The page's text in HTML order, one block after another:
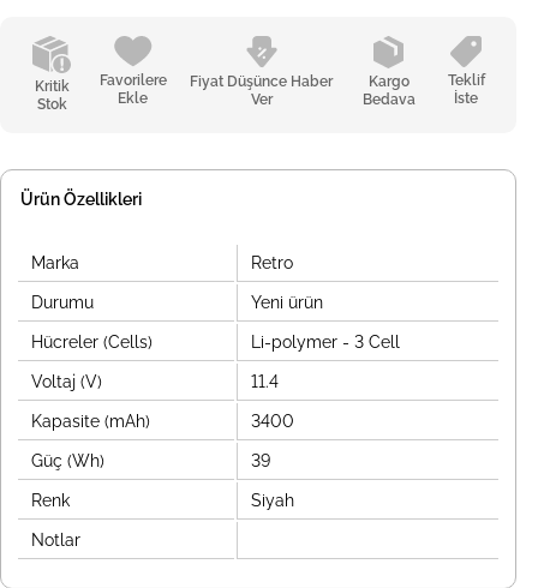
Kritik
Stok
Favorilere
Ekle
Fiyat Düşünce Haber
Ver
Kargo
Bedava
Teklif
İste
Ürün Özellikleri
Marka Retro
Durumu Yeni ürün
Hücreler (Cells) Li-polymer - 3 Cell
Voltaj (V) 11.4
Kapasite (mAh) 3400
Güç (Wh) 39
Renk Siyah
Notlar